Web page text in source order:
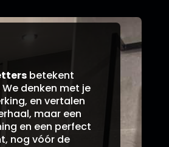
betekent
denken met je
en vertalen
maar een
en een perfect
nog vóór de